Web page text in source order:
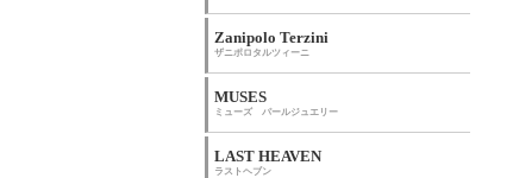
Zanipolo Terzini
ザニポロタルツィーニ
MUSES
ミューズ パールジュエリー
LAST HEAVEN
ラストヘブン